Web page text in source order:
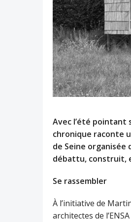
Avec l’été pointant
chronique raconte
de Seine organisée
débattu, construit,
Se rassembler
À l’initiative de
architectes de